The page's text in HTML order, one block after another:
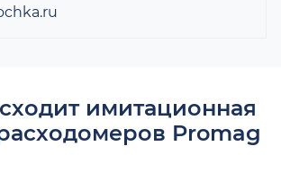
имитационная
Promag